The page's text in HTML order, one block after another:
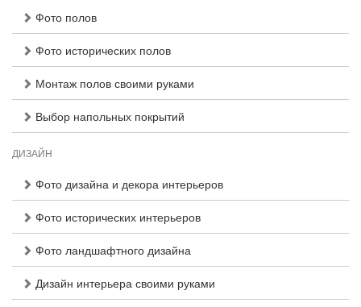
Фото полов
Фото исторических полов
Монтаж полов своими руками
Выбор напольных покрытий
ДИЗАЙН
Фото дизайна и декора интерьеров
Фото исторических интерьеров
Фото ландшафтного дизайна
Дизайн интерьера своими руками